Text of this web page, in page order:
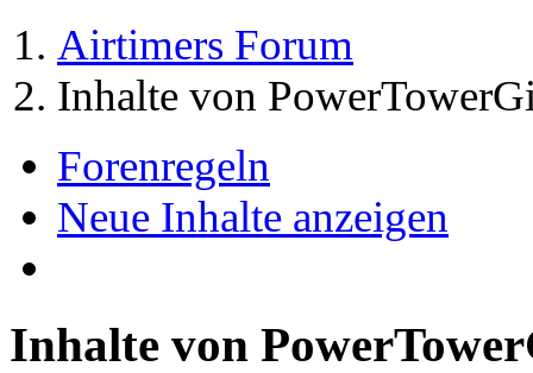
Airtimers Forum
Inhalte von
Forenregeln
Neue Inhalte anzeigen
Inhalte von